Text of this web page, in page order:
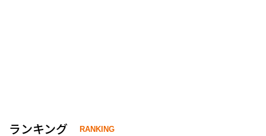
ランキング RANKING